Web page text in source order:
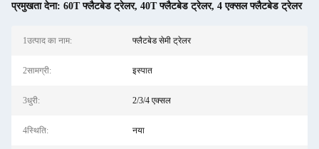
प्रमुखता देना: 60T फ्लैटबेड ट्रेलर, 40T फ्लैटबेड ट्रेलर, 4 एक्सल फ्लैटबेड ट्रेलर
1उत्पाद का नाम: फ्लैटबेड सेमी ट्रेलर
2सामग्री: इस्पात
3धुरी: 2/3/4 एक्सल
4स्थिति: नया